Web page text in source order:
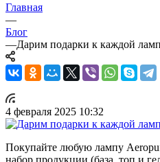
Главная
—
Блог
—Дарим подарки к каждой
4 февраля 2025 10:32
Покупайте любую лампу
набор продукции (база, топ и